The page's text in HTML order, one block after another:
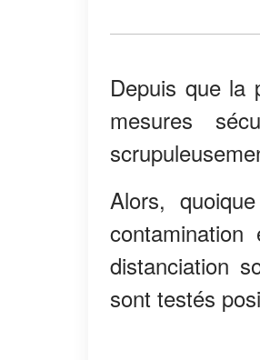
Depuis que la
mesures
Alors,
distanciation
sont testés